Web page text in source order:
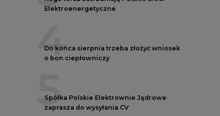
Elektroenergetyczne
4
Do końca sierpnia trzeba złożyć wniosek
o bon ciepłowniczy
5
Spółka Polskie Elektrownie Jądrowe
zaprasza do wysyłania CV